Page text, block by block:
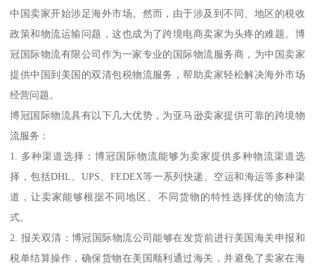
中国卖家开始涉足海外市场。然而，由于涉及到不同、地区的税收
政策和物流运输问题，这也成为了跨境电商卖家为头疼的难题。博
冠国际物流有限公司作为一家专业的国际物流服务商，为中国卖家
提供中国到美国的双清包税物流服务，帮助卖家轻松解决海外市场
经营问题。
博冠国际物流具有以下几大优势，为亚马逊卖家提供可靠的跨境物
流服务：
1. 多种渠道选择：博冠国际物流能够为卖家提供多种物流渠道选
择，包括DHL、UPS、FEDEX等一系列快递、空运和海运等多种渠
道，让卖家能够根据不同地区、不同货物的特性选择优的物流方
式。
2. 报关双清：博冠国际物流公司能够在发货前进行美国海关申报和
税单结算操作，确保货物在美国顺利通过海关，并避免了卖家在海